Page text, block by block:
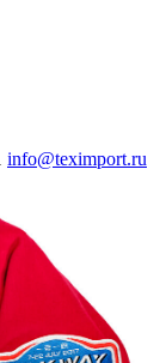
info@teximport.ru